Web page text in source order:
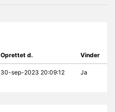
Oprettet d. Vinder
30-sep-2023 20:09:12 Ja